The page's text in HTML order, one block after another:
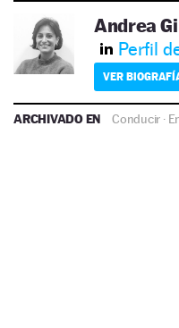
Andrea
Perfil
VER
ARCHIVADO EN Conducir ·